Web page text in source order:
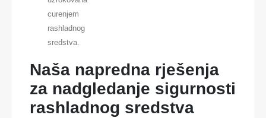
curenjem
rashladnog
sredstva.
Naša napredna rješenja
za nadgledanje sigurnosti
rashladnog sredstva